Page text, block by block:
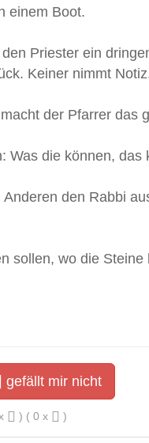
einem Boot.
Priester ein
Keiner nimmt
der Pfarrer das
Was die können,
den Rabbi
sollen, wo die Steine
gefällt mir nicht
) ( 0 x )